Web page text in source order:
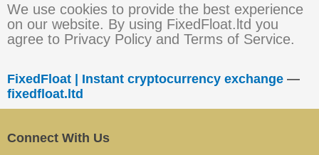
We use cookies to provide the best experience
on our website. By using FixedFloat.ltd you
agree to Privacy Policy and Terms of Service.
FixedFloat | Instant cryptocurrency exchange —
fixedfloat.ltd
Connect With Us